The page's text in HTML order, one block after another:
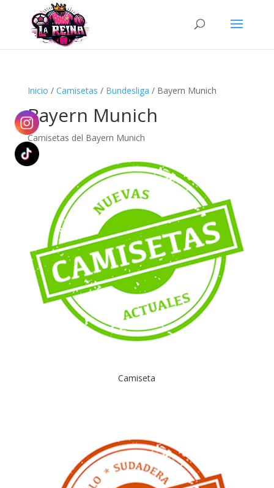
Búsqueda
productos
Inicio / Camisetas / Bundesliga / Bayern Munich
Bayern Munich
Camisetas del Bayern Munich
Camiseta